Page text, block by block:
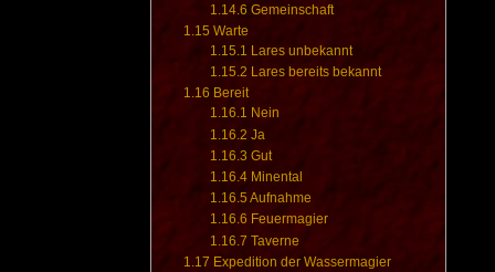
1.14.6 Gemeinschaft
1.15 Warte
1.15.1 Lares unbekannt
1.15.2 Lares bereits bekannt
1.16 Bereit
1.16.1 Nein
1.16.2 Ja
1.16.3 Gut
1.16.4 Minental
1.16.5 Aufnahme
1.16.6 Feuermagier
1.16.7 Taverne
1.17 Expedition der Wassermagier